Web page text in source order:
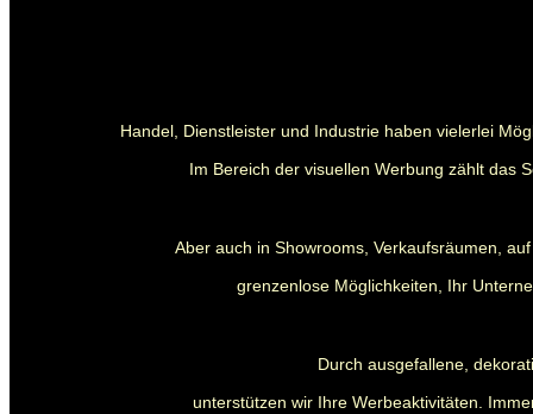
Handel, Dienstleister und Industrie haben vielerlei
Im Bereich der visuellen Werbung zählt das
Aber auch in Showrooms, Verkaufsräumen,
grenzenlose Möglichkeiten, Ihr
Durch ausgefallene,
unterstützen wir Ihre Werbeaktivitäten.